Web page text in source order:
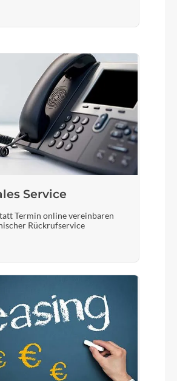
Service
Termin online vereinbaren
Rückrufservice